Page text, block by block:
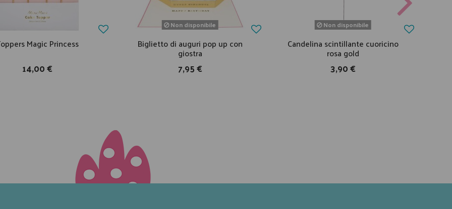
Magic Princess
14,00 €
Non disponibile
Biglietto di auguri pop up con
giostra
7,95 €
Non disponibile
Candelina scintillante cuoricino
rosa gold
3,90 €